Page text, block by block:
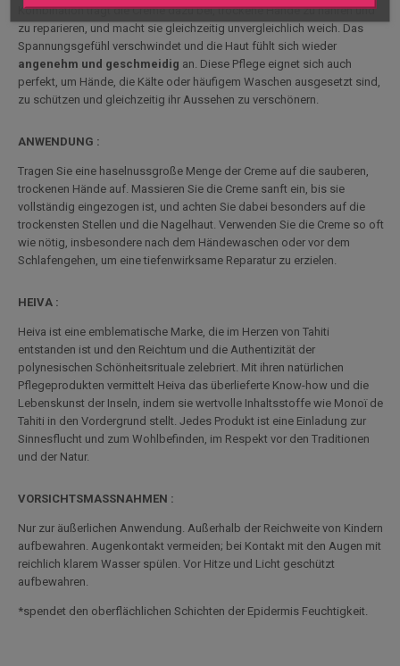
Kombination trägt die Creme dazu bei, trockene Hände zu nähren und
zu reparieren, und macht sie gleichzeitig unvergleichlich weich. Das
Spannungsgefühl verschwindet und die Haut fühlt sich wieder
angenehm und geschmeidig an. Diese Pflege eignet sich auch
perfekt, um Hände, die Kälte oder häufigem Waschen ausgesetzt sind,
zu schützen und gleichzeitig ihr Aussehen zu verschönern.
ANWENDUNG :
Tragen Sie eine haselnussgroße Menge der Creme auf die sauberen,
trockenen Hände auf. Massieren Sie die Creme sanft ein, bis sie
vollständig eingezogen ist, und achten Sie dabei besonders auf die
trockensten Stellen und die Nagelhaut. Verwenden Sie die Creme so oft
wie nötig, insbesondere nach dem Händewaschen oder vor dem
Schlafengehen, um eine tiefenwirksame Reparatur zu erzielen.
HEIVA :
Heiva ist eine emblematische Marke, die im Herzen von Tahiti
entstanden ist und den Reichtum und die Authentizität der
polynesischen Schönheitsrituale zelebriert. Mit ihren natürlichen
Pflegeprodukten vermittelt Heiva das überlieferte Know-how und die
Lebenskunst der Inseln, indem sie wertvolle Inhaltsstoffe wie Monoï de
Tahiti in den Vordergrund stellt. Jedes Produkt ist eine Einladung zur
Sinnesflucht und zum Wohlbefinden, im Respekt vor den Traditionen
und der Natur.
VORSICHTSMASSNAHMEN :
Nur zur äußerlichen Anwendung. Außerhalb der Reichweite von Kindern
aufbewahren. Augenkontakt vermeiden; bei Kontakt mit den Augen mit
reichlich klarem Wasser spülen. Vor Hitze und Licht geschützt
aufbewahren.
*spendet den oberflächlichen Schichten der Epidermis Feuchtigkeit.